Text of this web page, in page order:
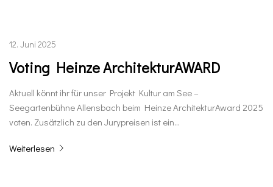
12. Juni 2025
Voting Heinze ArchitekturAWARD
Aktuell könnt ihr für unser Projekt Kultur am See –
Seegartenbühne Allensbach beim Heinze ArchitekturAward 2025
voten. Zusätzlich zu den Jurypreisen ist ein…
Weiterlesen